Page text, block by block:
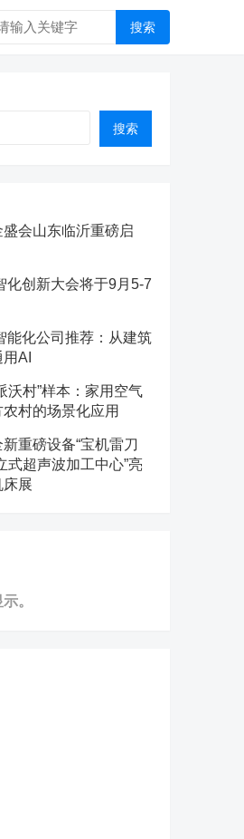
搜索
搜索
会山东临沂重磅启
化创新大会将于9月5-7
能化公司推荐：从建筑
AI
沃村”样本：家用空气
村的场景化应用
重磅设备“宝机雷刀
式超声波加工中心”亮
床展
。